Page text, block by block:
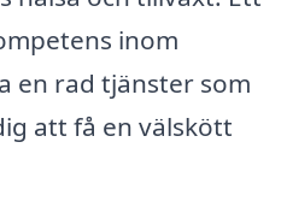
inom
en rad tjänster som
att få en välskött